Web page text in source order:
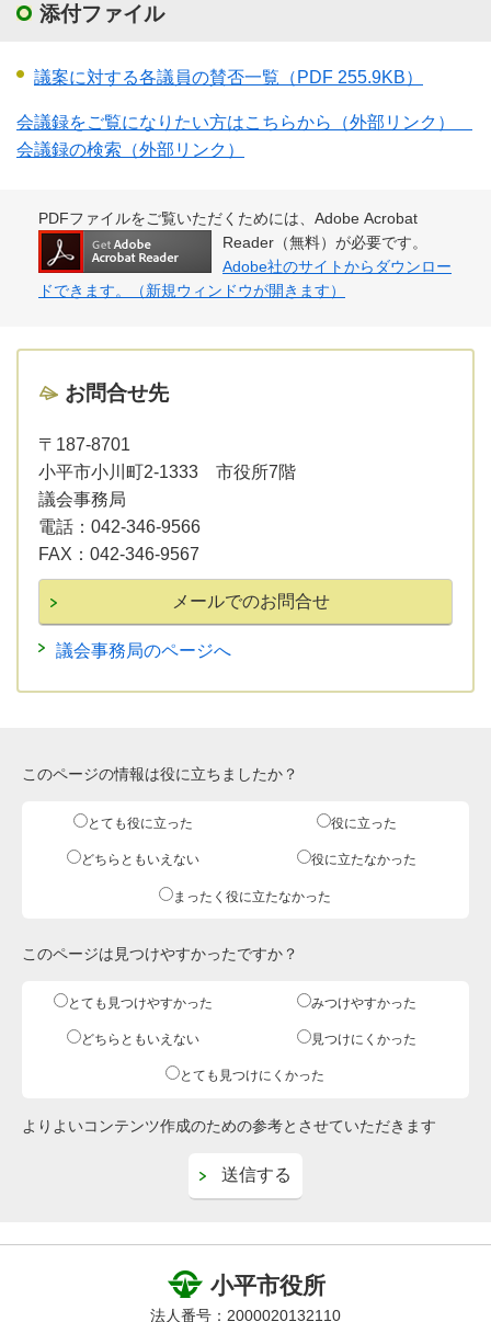
添付ファイル
議案に対する各議員の賛否一覧 （PDF 255.9KB）
会議録をご覧になりたい方はこちらから（外部リンク）
会議録の検索（外部リンク）
PDFファイルをご覧いただくためには、Adobe Acrobat
Reader（無料）が必要です。
Adobe社のサイトからダウンロー
ドできます。（新規ウィンドウが開きます）
お問合せ先
〒187-8701
小平市小川町2-1333 市役所7階
議会事務局
電話： 042-346-9566
FAX： 042-346-9567
議会事務局のページへ
このページの情報は役に立ちましたか？
とても役に立った 役に立った
どちらともいえない 役に立たなかった
まったく役に立たなかった
このページは見つけやすかったですか？
とても見つけやすかった みつけやすかった
どちらともいえない 見つけにくかった
とても見つけにくかった
よりよいコンテンツ作成のための参考とさせていただきます
小平市役所
法人番号：2000020132110